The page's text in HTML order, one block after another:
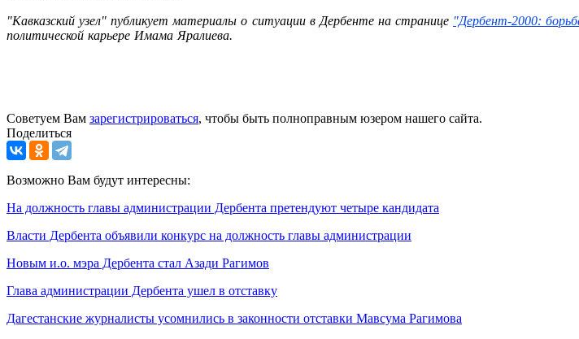
"Кавказский узел" публикует материалы о ситуации в Дербенте на странице "Дербент-2000:
политической карьере Имама Яралиева.
Советуем Вам зарегистрироваться, чтобы быть полноправным юзером нашего сайта.
Поделиться
Возможно Вам будут интересны:
На должность главы администрации Дербента претендуют четыре кандидата
Власти Дербента объявили конкурс на должность главы администрации
Новым и.о. мэра Дербента стал Азади Рагимов
Глава администрации Дербента ушел в отставку
Дагестанские журналисты усомнились в законности отставки Мавсума Рагимова